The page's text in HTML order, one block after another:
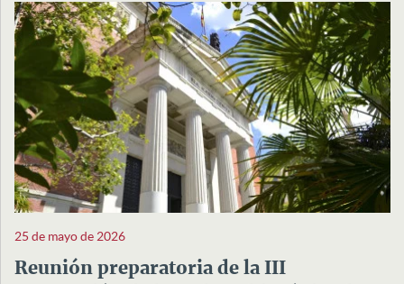
25 de mayo de 2026
Reunión preparatoria de la III